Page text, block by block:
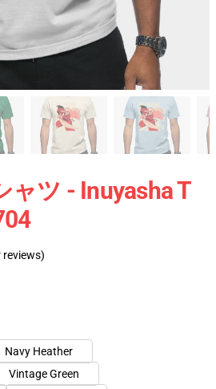
ャツ - Inuyasha T
reviews)
Navy Heather
Vintage Green